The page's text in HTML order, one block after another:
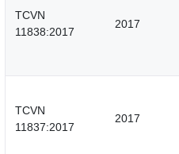
TCVN
11838:2017
2017
TCVN
11837:2017
2017